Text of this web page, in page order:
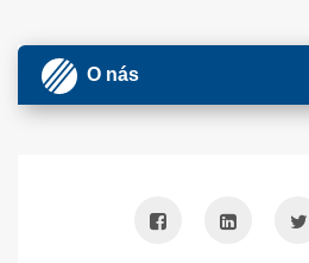
O nás